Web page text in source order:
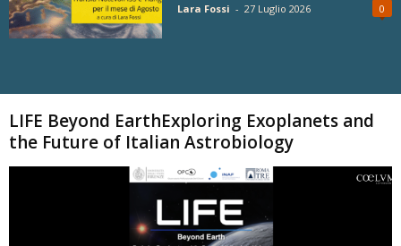
Lara Fossi - 27 Luglio 2026 0
LIFE Beyond EarthExploring Exoplanets and
the Future of Italian Astrobiology